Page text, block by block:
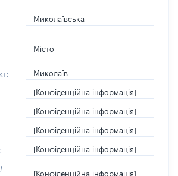
Миколаївська
Місто
Миколаїв
[Конфіденційна інформація]
[Конфіденційна інформація]
[Конфіденційна інформація]
[Конфіденційна інформація]
[Конфіденційна інформація]